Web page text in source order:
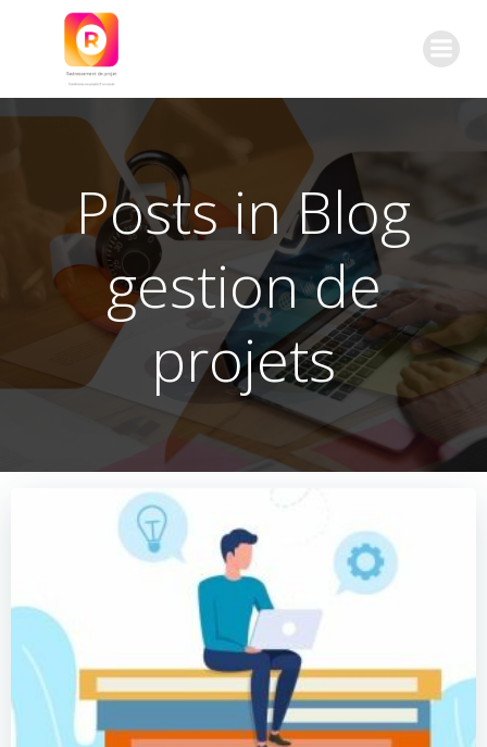
Posts in Blog
gestion de
projets